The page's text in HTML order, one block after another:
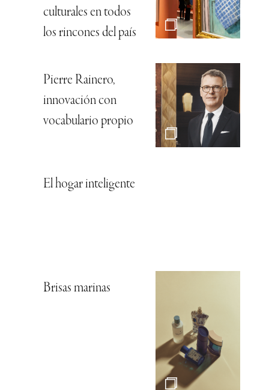
culturales en todos
los rincones del país
Pierre Rainero,
innovación con
vocabulario propio
El hogar inteligente
Brisas marinas